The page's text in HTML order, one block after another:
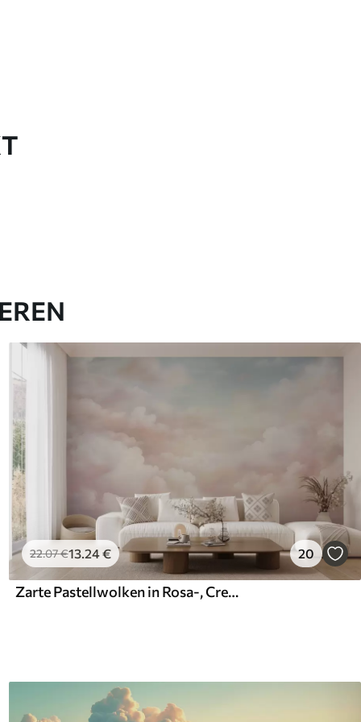
22.07€13.24€ 20
Zarte Pastellwolken in Rosa-, Creme- und Blautönen